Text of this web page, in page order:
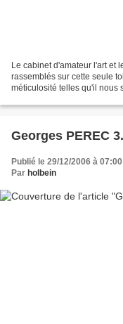
Le cabinet d'amateur l'art et
rassemblés sur cette seule
méticulosité telles qu'il nous
Georges PEREC 3.
Publié le 29/12/2006 à 07:00
Par holbein